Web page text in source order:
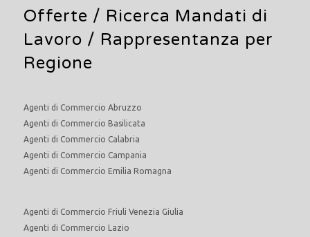
Offerte / Ricerca Mandati di
Lavoro / Rappresentanza per
Regione
Agenti di Commercio Abruzzo
Agenti di Commercio Basilicata
Agenti di Commercio Calabria
Agenti di Commercio Campania
Agenti di Commercio Emilia Romagna
Agenti di Commercio Friuli Venezia Giulia
Agenti di Commercio Lazio